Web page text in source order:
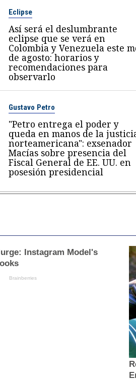
Eclipse
Así será el deslumbrante
eclipse que se verá en
Colombia y Venezuela este
de agosto: horarios y
recomendaciones para
observarlo
Gustavo Petro
"Petro entrega el poder y
queda en manos de la
norteamericana": exsenador
Macías sobre presencia del
Fiscal General de EE. UU. en
posesión presidencial